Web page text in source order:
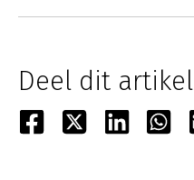
Deel dit artikel